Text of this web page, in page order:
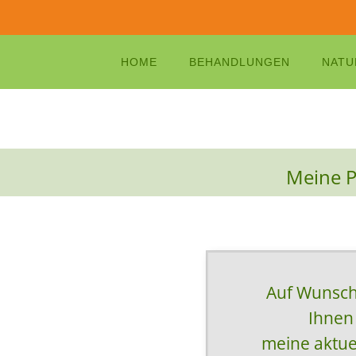
HOME BEHANDLUNGEN
Meine
Auf
meine